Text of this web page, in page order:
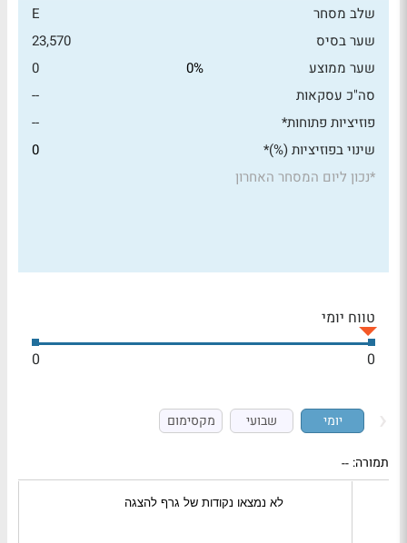
שלב מסחר
E
שער בסיס
23,570
שער ממוצע
0%
0
סה"כ עסקאות
--
פוזיציות פתוחות*
--
שינוי בפוזיציות (%)*
0
*נכון ליום המסחר האחרון
טווח יומי
0
0
יומי שבועי מקסימום
תמורה: --